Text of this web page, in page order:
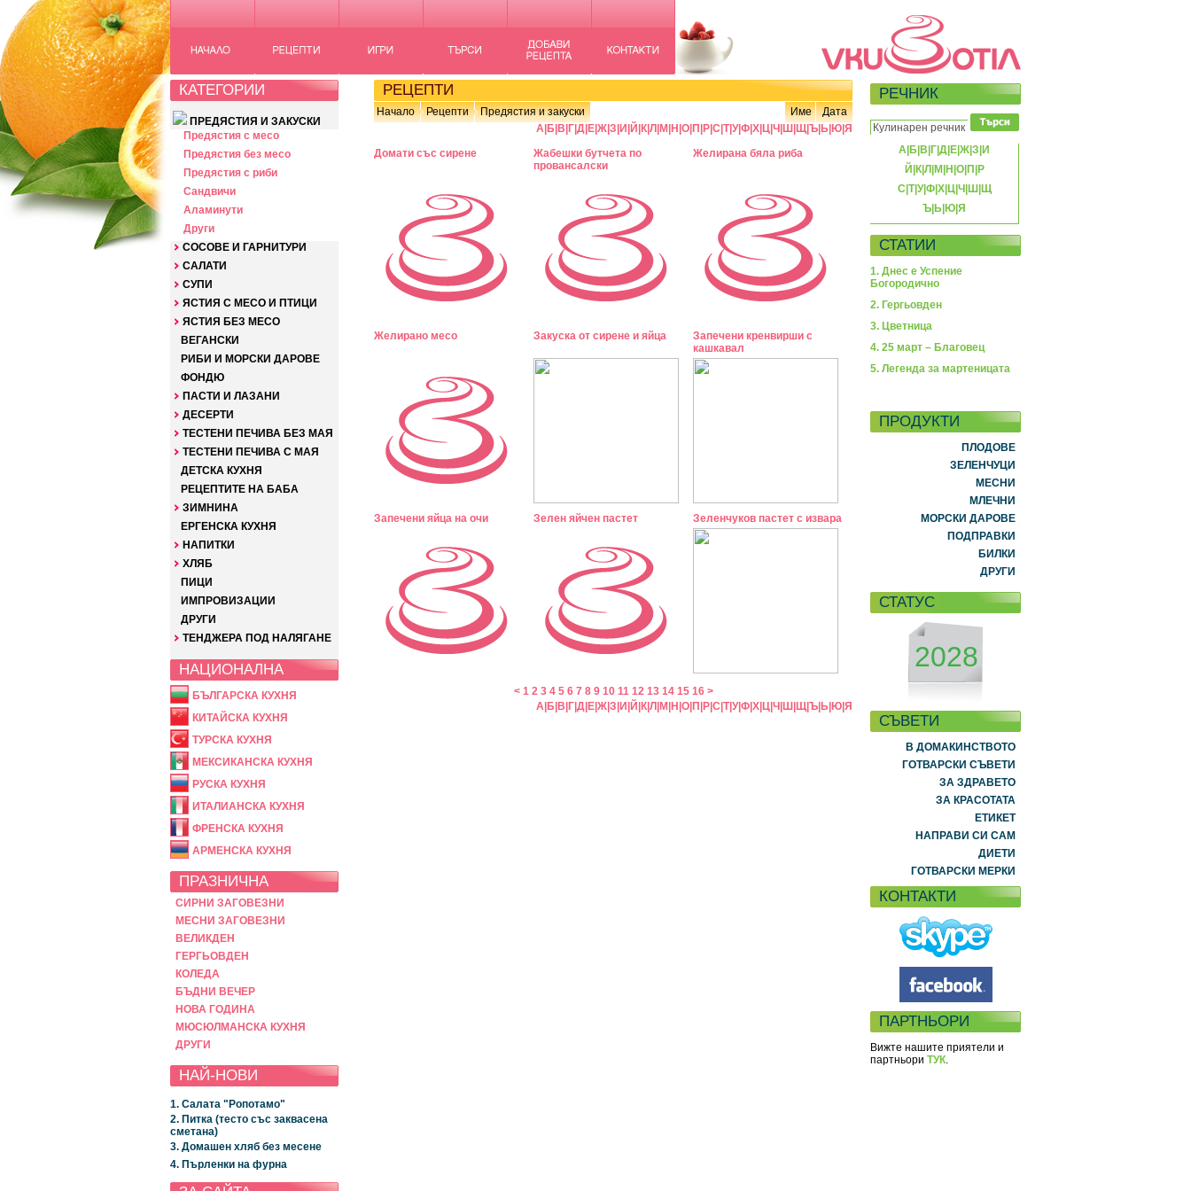
КАТЕГОРИИ
ПРЕДЯСТИЯ И ЗАКУСКИ
Предястия с месо
Предястия без месо
Предястия с риби
Сандвичи
Аламинути
Други
СОСОВЕ И ГАРНИТУРИ
САЛАТИ
СУПИ
ЯСТИЯ С МЕСО И ПТИЦИ
ЯСТИЯ БЕЗ МЕСО
ВЕГАНСКИ
РИБИ И МОРСКИ ДАРОВЕ
ФОНДЮ
ПАСТИ И ЛАЗАНИ
ДЕСЕРТИ
ТЕСТЕНИ ПЕЧИВА БЕЗ МАЯ
ТЕСТЕНИ ПЕЧИВА С МАЯ
ДЕТСКА КУХНЯ
РЕЦЕПТИТЕ НА БАБА
ЗИМНИНА
ЕРГЕНСКА КУХНЯ
НАПИТКИ
ХЛЯБ
ПИЦИ
ИМПРОВИЗАЦИИ
ДРУГИ
ТЕНДЖЕРА ПОД НАЛЯГАНЕ
НАЦИОНАЛНА
БЪЛГАРСКА КУХНЯ
КИТАЙСКА КУХНЯ
ТУРСКА КУХНЯ
МЕКСИКАНСКА КУХНЯ
РУСКА КУХНЯ
ИТАЛИАНСКА КУХНЯ
ФРЕНСКА КУХНЯ
АРМЕНСКА КУХНЯ
ПРАЗНИЧНА
СИРНИ ЗАГОВЕЗНИ
МЕСНИ ЗАГОВЕЗНИ
ВЕЛИКДЕН
ГЕРГЬОВДЕН
КОЛЕДА
БЪДНИ ВЕЧЕР
НОВА ГОДИНА
МЮСЮЛМАНСКА КУХНЯ
ДРУГИ
НАЙ-НОВИ
1. Салата "Ропотамо"
2. Питка (тесто със заквасена
сметана)
3. Домашен хляб без месене
4. Пърленки на фурна
РЕЦЕПТИ
Начало Рецепти Предястия и закуски Име
Дата
А Б В Г Д Е Ж З И Й К Л М Н О П Р С Т|У|Ф Х Ц Ч Ш Щ Ъ Ь Ю Я
Домати със сирене
Жабешки бутчета по
провансалски
Желирана бяла риба
Желирано месо Закуска от сирене и яйца
Запечени кренвирши с
кашкавал
Запечени яйца на очи Зелен яйчен пастет Зеленчуков пастет с извара
< 1 2 3 4 5 6 7 8 9 10 11 12 13 14 15 16>
А Б В Г Д Е Ж З И Й К Л М Н О П Р С Т|У|Ф Х Ц Ч Ш Щ Ъ Ь Ю Я
РЕЧНИК
А Б В Г Д Е Ж З И
Й К| Л М Н О| П Р
С Т|У|Ф| Х| Ц| Ч Ш Щ
Ъ Ь Ю Я
СТАТИИ
1. Днес е Успение
Богородично
2. Гергьовден
3. Цветница
4. 25 март – Благовец
5. Легенда за мартеницата
ПРОДУКТИ
ПЛОДОВЕ
ЗЕЛЕНЧУЦИ
МЕСНИ
МЛЕЧНИ
МОРСКИ ДАРОВЕ
ПОДПРАВКИ
БИЛКИ
ДРУГИ
СТАТУС
2028
СЪВЕТИ
В ДОМАКИНСТВОТО
ГОТВАРСКИ СЪВЕТИ
ЗА ЗДРАВЕТО
ЗА КРАСОТАТА
ЕТИКЕТ
НАПРАВИ СИ САМ
ДИЕТИ
ГОТВАРСКИ МЕРКИ
КОНТАКТИ
ПАРТНЬОРИ
Вижте нашите приятели и
партньори ТУК.